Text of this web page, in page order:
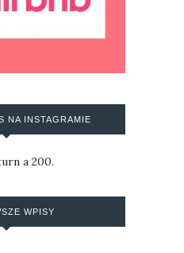
NA INSTAGRAMIE
a 200.
WPISY